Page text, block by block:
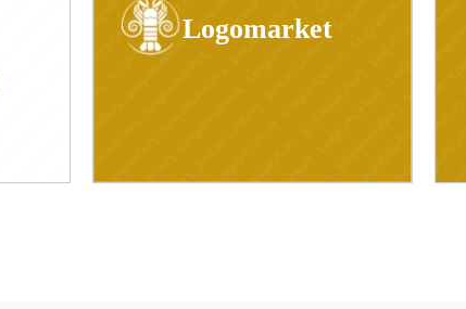
Logomarket